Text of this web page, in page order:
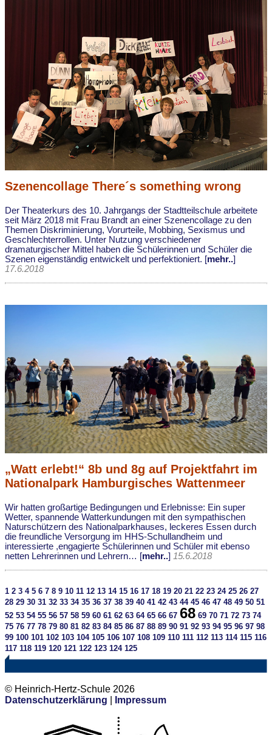
Szenencollage There´s something wrong
Der Theaterkurs des 10. Jahrgangs der Stadtteilschule arbeitete
seit März 2018 mit Frau Brandt an einer Szenencollage zu den
Themen Diskriminierung, Vorurteile, Mobbing, Sexismus und
Geschlechterrollen. Unter Nutzung verschiedener
dramaturgischer Mittel haben die Schülerinnen und Schüler die
Szenen eigenständig entwickelt und perfektioniert. [mehr..]
17.6.2018
„Watt erlebt!“ 8b und 8g auf Projektfahrt im
Nationalpark Hamburgisches Wattenmeer
Wir hatten großartige Bedingungen und Erlebnisse: Ein super
Wetter, spannende Watterkundungen mit den sympathischen
Naturschützern des Nationalparkhauses, leckeres Essen durch
die freundliche Versorgung im HHS-Schullandheim und
interessierte ,engagierte Schülerinnen und Schüler mit ebenso
netten Lehrerinnen und Lehrern… [mehr..] 15.6.2018
1 2 3 4 5 6 7 8 9 10 11 12 13 14 15 16 17 18 19 20 21 22 23 24 25 26 27
28 29 30 31 32 33 34 35 36 37 38 39 40 41 42 43 44 45 46 47 48 49 50 51
52 53 54 55 56 57 58 59 60 61 62 63 64 65 66 67 68 69 70 71 72 73 74
75 76 77 78 79 80 81 82 83 84 85 86 87 88 89 90 91 92 93 94 95 96 97 98
99 100 101 102 103 104 105 106 107 108 109 110 111 112 113 114 115 116
117 118 119 120 121 122 123 124 125
© Heinrich-Hertz-Schule 2026
Datenschutzerklärung
Impressum